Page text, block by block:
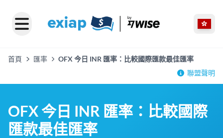
首頁 匯率
OFX 今日 INR 匯率：比較國際匯款最佳匯率
聯盟聲明
OFX 今日 INR 匯率：比較國際
匯款最佳匯率